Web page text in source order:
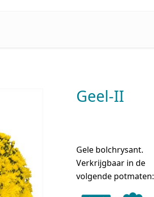
Geel-II
Gele bolchrysant.
Verkrijgbaar in de
volgende potmaten: